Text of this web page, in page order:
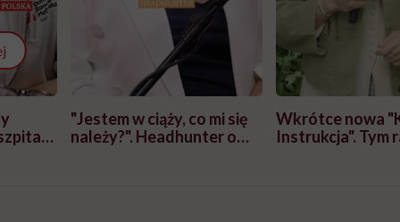
"Jestem w ciąży, co mi się
należy?". Headhunter o
Wkrótce nowa
Instrukcja". Tym